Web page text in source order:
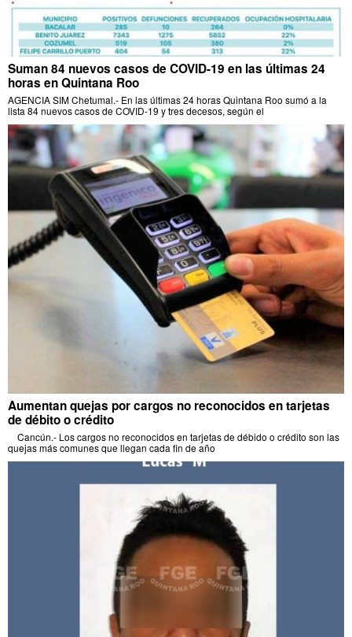
Suman 84 nuevos casos de COVID-19 en las últimas 24
horas en Quintana Roo
AGENCIA SIM Chetumal.- En las últimas 24 horas Quintana Roo sumó a la
lista 84 nuevos casos de COVID-19 y tres decesos, según el
Aumentan quejas por cargos no reconocidos en tarjetas
de débito o crédito
Cancún.- Los cargos no reconocidos en tarjetas de débido o crédito son las
quejas más comunes que llegan cada fin de año